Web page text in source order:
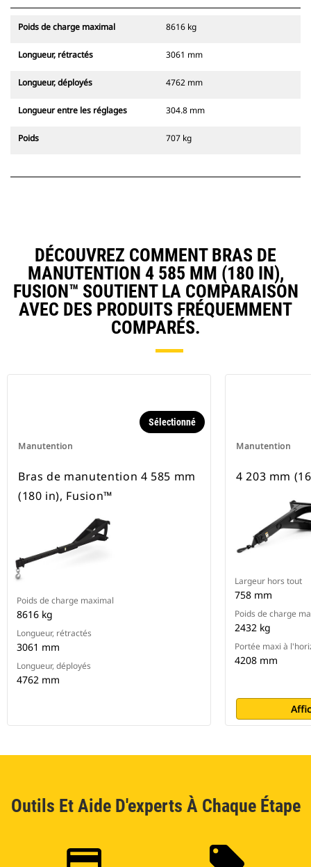
Poids de charge maximal 8616 kg
Longueur, rétractés 3061 mm
Longueur, déployés 4762 mm
Longueur entre les réglages 304.8 mm
Poids 707 kg
DÉCOUVREZ COMMENT BRAS DE
MANUTENTION 4 585 MM (180 IN),
FUSION™ SOUTIENT LA COMPARAISON
AVEC DES PRODUITS FRÉQUEMMENT
COMPARÉS.
Manutention
Sélectionné
Bras de manutention 4 585 mm
(180 in), Fusion™
Poids de charge maximal
8616 kg
Longueur, rétractés
3061 mm
Longueur, déployés
4762 mm
Manutention
4 203 mm
Largeur hors tout
758 mm
Poids de charge
2432 kg
Portée maxi à
4208 mm
Outils Et Aide D'experts À Chaque Étape